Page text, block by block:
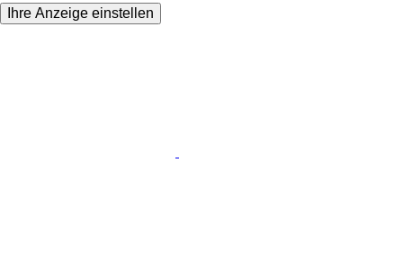
Ihre Anzeige einstellen